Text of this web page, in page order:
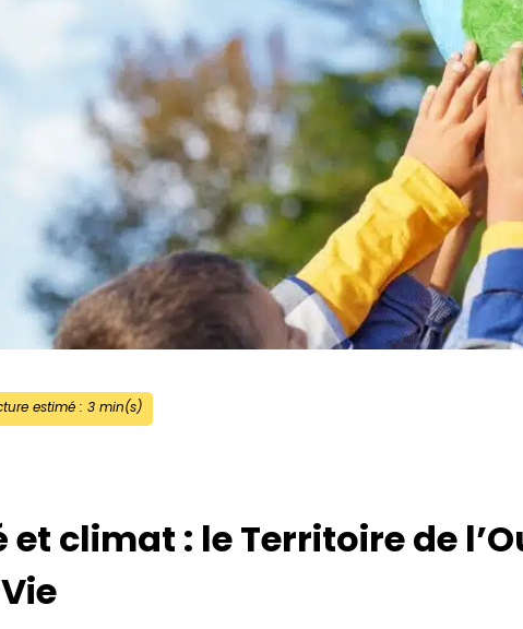
estimé : 3min(s)
climat : le Territoire de